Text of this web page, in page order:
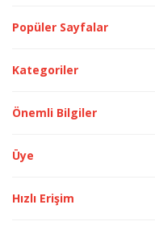
Popüler Sayfalar
Kategoriler
Önemli Bilgiler
Üye
Hızlı Erişim